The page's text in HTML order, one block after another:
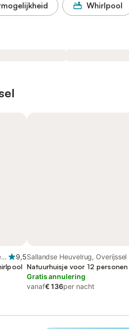
Whirlpool
9,5Sallandse Heuvelrug, Overijssel
Natuurhuisje voor 12 personen
Gratis annulering
vanaf€ 136per nacht